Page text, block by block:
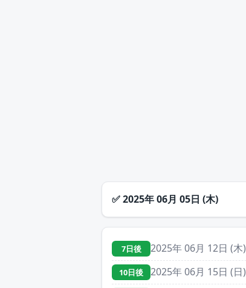
✅2025年 06月 05日 (木)
7日後 2025年 06月 12日 (木)
10日後 2025年 06月 15日 (日)